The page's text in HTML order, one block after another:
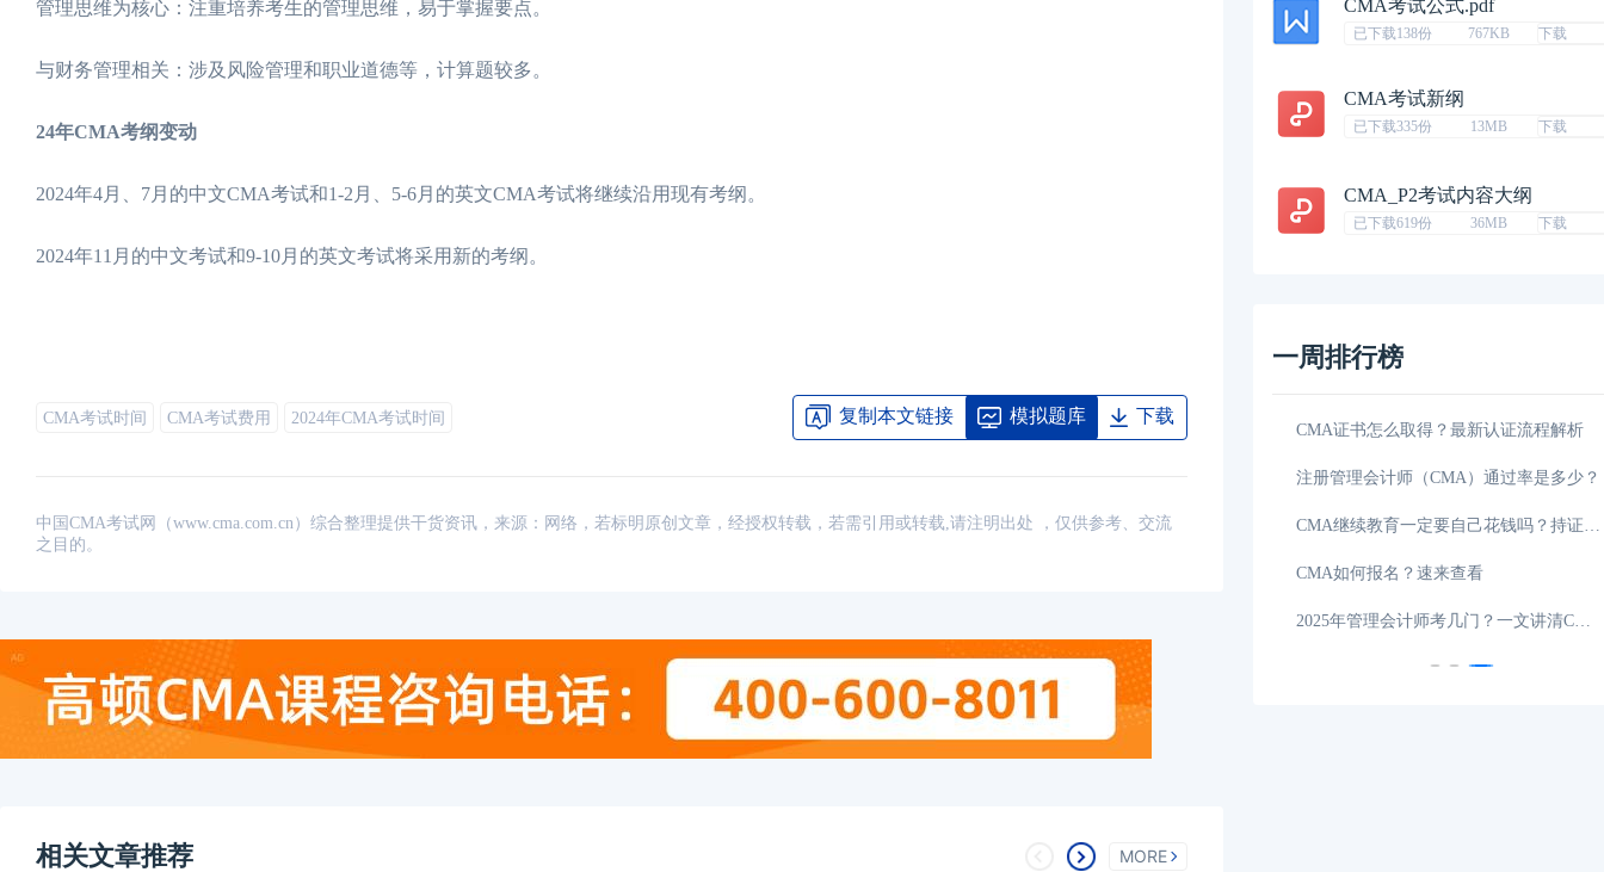
管理思维为核心：注重培养考生的管理思维，易于掌握要点。
与财务管理相关：涉及风险管理和职业道德等，计算题较多。
24年CMA考纲变动
2024年4月、7月的中文CMA考试和1-2月、5-6月的英文CMA考试将继续沿用现有考纲。
2024年11月的中文考试和9-10月的英文考试将采用新的考纲。
CMA考试时间 CMA考试费用 2024年CMA考试时间 复制本文链接 模拟题库 下载
中国CMA考试网（www.cma.com.cn）综合整理提供干货资讯，来源：网络，若标明原创文章，经授权转载，若需引用或转载,请注明出处 ，仅供参考、交流
之目的。
相关文章推荐 MORE
CMA考试公式.pdf
已下载138份 767KB 下载
CMA考试新纲
已下载335份 13MB 下载
CMA_P2考试内容大纲
已下载619份 36MB 下载
一周排行榜
2026CMA报考费用是多少？点击查看
2026CMA考试在哪里考，点击了解详
2026管理会计师值得考吗？考生必
管理会计师考了有用吗？了解详情
管理会计师含金量高吗？考了有什